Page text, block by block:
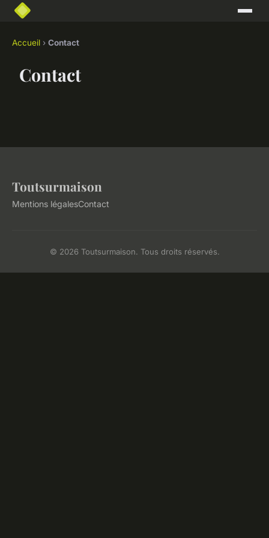
Accueil › Contact
Contact
Toutsurmaison
Mentions légalesContact
© 2026 Toutsurmaison. Tous droits réservés.